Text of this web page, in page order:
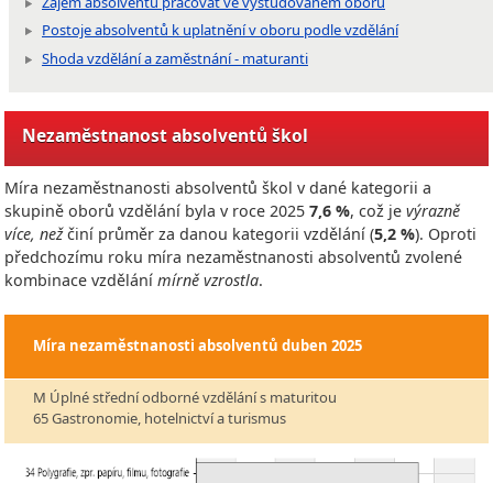
Postoje absolventů k uplatnění v oboru podle vzdělání
Shoda vzdělání a zaměstnání - maturanti
Nezaměstnanost absolventů škol
Míra nezaměstnanosti absolventů škol v dané kategorii a
skupině oborů vzdělání byla v roce 2025 7,6 %, což je výrazně
více, nežčiní průměr za danou kategorii vzdělání (5,2 %). Oproti
předchozímu roku míra nezaměstnanosti absolventů zvolené
kombinace vzdělání mírně vzrostla.
Míra nezaměstnanosti absolventů duben 2025
M Úplné střední odborné vzdělání s maturitou
65 Gastronomie, hotelnictví a turismus